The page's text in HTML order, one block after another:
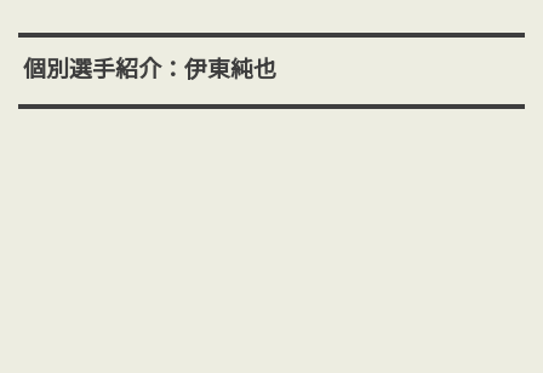
個別選手紹介：伊東純也